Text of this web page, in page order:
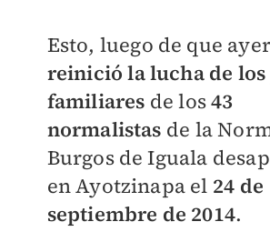
Esto, luego de que
reinició la lucha de
familiares de los43
normalistas de la
Burgos de Iguala
en Ayotzinapa el 24 de
septiembre de 2014.